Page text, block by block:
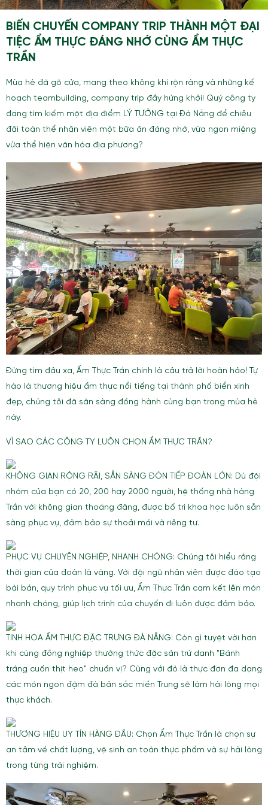
BIẾN CHUYẾN COMPANY TRIP THÀNH MỘT ĐẠI
TIỆC ẨM THỰC ĐÁNG NHỚ CÙNG ẨM THỰC
TRẦN
Mùa hè đã gõ cửa, mang theo không khí rộn ràng và những kế
hoạch teambuilding, company trip đầy hứng khởi! Quý công ty
đang tìm kiếm một địa điểm LÝ TƯỞNG tại Đà Nẵng để chiêu
đãi toàn thể nhân viên một bữa ăn đáng nhớ, vừa ngon miệng
vừa thể hiện văn hóa địa phương?
Đừng tìm đâu xa, Ẩm Thực Trần chính là câu trả lời hoàn hảo! Tự
hào là thương hiệu ẩm thực nổi tiếng tại thành phố biển xinh
đẹp, chúng tôi đã sẵn sàng đồng hành cùng bạn trong mùa hè
này.
VÌ SAO CÁC CÔNG TY LUÔN CHỌN ẨM THỰC TRẦN?
KHÔNG GIAN RỘNG RÃI, SẴN SÀNG ĐÓN TIẾP ĐOÀN LỚN: Dù đội
nhóm của bạn có 20, 200 hay 2000 người, hệ thống nhà hàng
Trần với không gian thoáng đãng, được bố trí khoa học luôn sẵn
sàng phục vụ, đảm bảo sự thoải mái và riêng tư.
PHỤC VỤ CHUYÊN NGHIỆP, NHANH CHÓNG: Chúng tôi hiểu rằng
thời gian của đoàn là vàng. Với đội ngũ nhân viên được đào tạo
bài bản, quy trình phục vụ tối ưu, Ẩm Thực Trần cam kết lên món
nhanh chóng, giúp lịch trình của chuyến đi luôn được đảm bảo.
TINH HOA ẨM THỰC ĐẶC TRƯNG ĐÀ NẴNG: Còn gì tuyệt vời hơn
khi cùng đồng nghiệp thưởng thức đặc sản trứ danh "Bánh
tráng cuốn thịt heo" chuẩn vị? Cùng với đó là thực đơn đa dạng
các món ngon đậm đà bản sắc miền Trung sẽ làm hài lòng mọi
thực khách.
THƯƠNG HIỆU UY TÍN HÀNG ĐẦU: Chọn Ẩm Thực Trần là chọn sự
an tâm về chất lượng, vệ sinh an toàn thực phẩm và sự hài lòng
trong từng trải nghiệm.